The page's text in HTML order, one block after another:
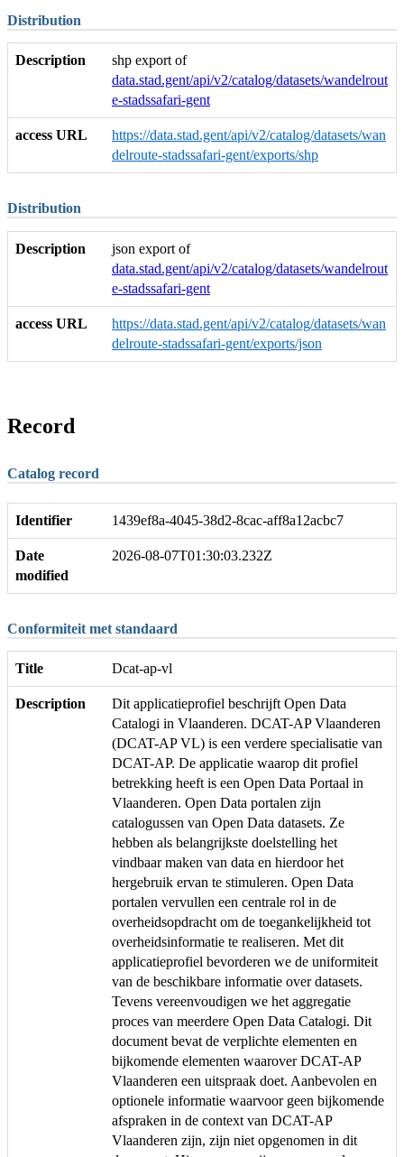
Distribution
Description
shp export of
data.stad.gent/api/v2/catalog/datasets/wandelrout
e-stadssafari-gent
access URL
https://data.stad.gent/api/v2/catalog/datasets/wan
delroute-stadssafari-gent/exports/shp
Distribution
Description
json export of
data.stad.gent/api/v2/catalog/datasets/wandelrout
e-stadssafari-gent
access URL
https://data.stad.gent/api/v2/catalog/datasets/wan
delroute-stadssafari-gent/exports/json
Record
Catalog record
Identifier 1439ef8a-4045-38d2-8cac-aff8a12acbc7
Date
modified
2026-08-07T01:30:03.232Z
Conformiteit met standaard
Title Dcat-ap-vl
Description
Dit applicatieprofiel beschrijft Open Data
Catalogi in Vlaanderen. DCAT-AP Vlaanderen
(DCAT-AP VL) is een verdere specialisatie van
DCAT-AP. De applicatie waarop dit profiel
betrekking heeft is een Open Data Portaal in
Vlaanderen. Open Data portalen zijn
catalogussen van Open Data datasets. Ze
hebben als belangrijkste doelstelling het
vindbaar maken van data en hierdoor het
hergebruik ervan te stimuleren. Open Data
portalen vervullen een centrale rol in de
overheidsopdracht om de toegankelijkheid tot
overheidsinformatie te realiseren. Met dit
applicatieprofiel bevorderen we de uniformiteit
van de beschikbare informatie over datasets.
Tevens vereenvoudigen we het aggregatie
proces van meerdere Open Data Catalogi. Dit
document bevat de verplichte elementen en
bijkomende elementen waarover DCAT-AP
Vlaanderen een uitspraak doet. Aanbevolen en
optionele informatie waarvoor geen bijkomende
afspraken in de context van DCAT-AP
Vlaanderen zijn, zijn niet opgenomen in dit